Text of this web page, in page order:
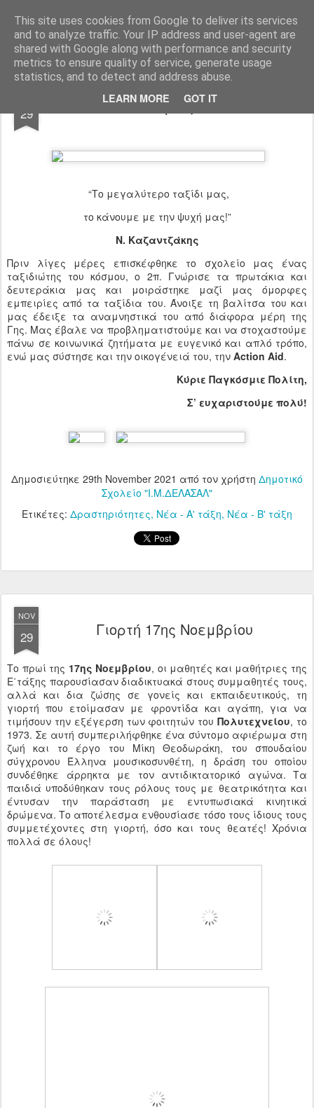
This site uses cookies from Google to deliver its services
and to analyze traffic. Your IP address and user-agent are
shared with Google along with performance and security
metrics to ensure quality of service, generate usage
statistics, and to detect and address abuse.
LEARN MORE GOT IT
Ιδιωτικό Δημοτικό Σχολείο "Ι.Μ.ΔΕΛΑΣΑΛ"
29 Ο κύριος 2Π
“Το μεγαλύτερο ταξίδι μας,
το κάνουμε με την ψυχή μας!”
N. Καζαντζάκης
Πριν λίγες μέρες επισκέφθηκε το σχολείο μας ένας
ταξιδιώτης του κόσμου, ο 2π. Γνώρισε τα πρωτάκια και
δευτεράκια μας και μοιράστηκε μαζί μας όμορφες
εμπειρίες από τα ταξίδια του. Άνοιξε τη βαλίτσα του και
μας έδειξε τα αναμνηστικά του από διάφορα μέρη της
Γης. Μας έβαλε να προβληματιστούμε και να στοχαστούμε
πάνω σε κοινωνικά ζητήματα με ευγενικό και απλό τρόπο,
ενώ μας σύστησε και την οικογένειά του, την Action Aid.
Κύριε Παγκόσμιε Πολίτη,
Σ’ ευχαριστούμε πολύ!
Δημοσιεύτηκε 29th November 2021 από τον χρήστη Δημοτικό
Σχολείο "Ι.Μ.ΔΕΛΑΣΑΛ"
Ετικέτες: Δραστηριότητες Νέα - Α' τάξη Νέα - Β' τάξη
NOV
29 Γιορτή 17ης Νοεμβρίου
Το πρωί της 17ης Νοεμβρίου, οι μαθητές και μαθήτριες της
Ε΄τάξης παρουσίασαν διαδικτυακά στους συμμαθητές τους,
αλλά και δια ζώσης σε γονείς και εκπαιδευτικούς, τη
γιορτή που ετοίμασαν με φροντίδα και αγάπη, για να
τιμήσουν την εξέγερση των φοιτητών τουΠολυτεχνείου, το
1973. Σε αυτή συμπεριλήφθηκε ένα σύντομο αφιέρωμα στη
ζωή και το έργο του Μίκη Θεοδωράκη, του σπουδαίου
σύγχρονου Έλληνα μουσικοσυνθέτη, η δράση του οποίου
συνδέθηκε άρρηκτα με τον αντιδικτατορικό αγώνα. Τα
παιδιά υποδύθηκαν τους ρόλους τους με θεατρικότητα και
έντυσαν την παράσταση με εντυπωσιακά κινητικά
δρώμενα. Το αποτέλεσμα ενθουσίασε τόσο τους ίδιους τους
συμμετέχοντες στη γιορτή, όσο και τους θεατές! Χρόνια
πολλά σε όλους!